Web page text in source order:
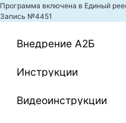
Программа включена в Единый
Запись №4451
Внедрение A2Б
Инструкции
Видеоинструкции